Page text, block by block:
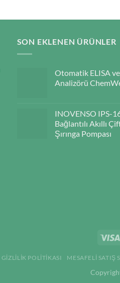
SON EKLENEN ÜRÜNLER
Otomatik ELISA
Analizörü
INOVENSO IPS-
Bağlantılı Akıllı
Şırınga Pompası
GIZLILIK POLITIKASI MESAFELI SATIŞ